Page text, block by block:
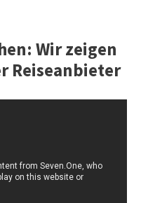
Wir zeigen
Reiseanbieter